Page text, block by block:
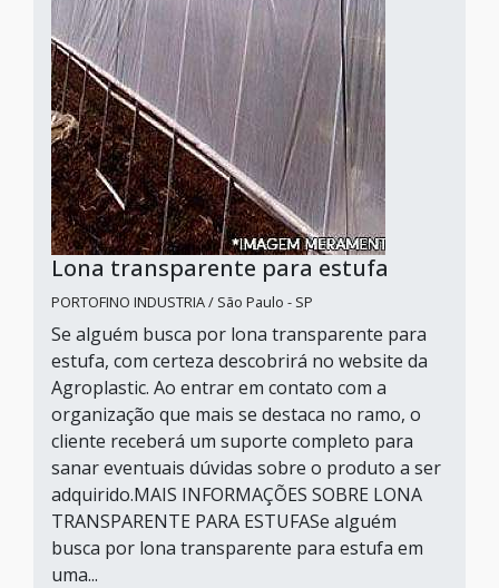
Lona transparente para estufa
PORTOFINO INDUSTRIA / São Paulo - SP
Se alguém busca por lona transparente para
estufa, com certeza descobrirá no website da
Agroplastic. Ao entrar em contato com a
organização que mais se destaca no ramo, o
cliente receberá um suporte completo para
sanar eventuais dúvidas sobre o produto a ser
adquirido.MAIS INFORMAÇÕES SOBRE LONA
TRANSPARENTE PARA ESTUFASe alguém
busca por lona transparente para estufa em
uma...